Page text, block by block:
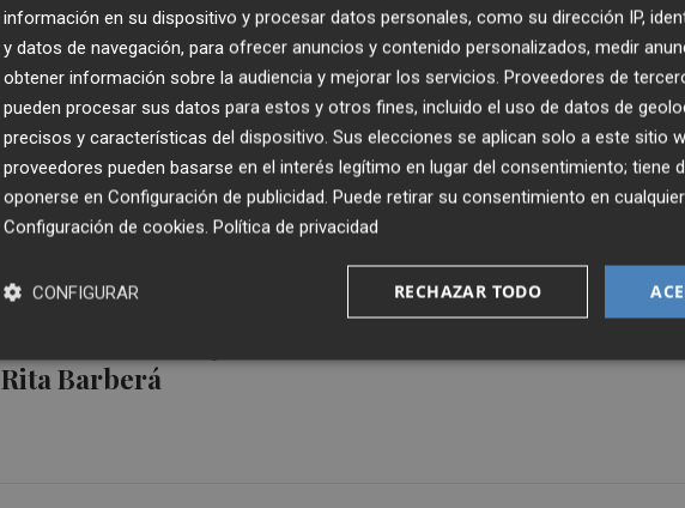
El PP dice que es "la palabra" de Rajoy contra la de
Bárcenas: "Nadie puede escuchar unas grabaciones
no existen"
Juicio de la 'Operación Kitchen': Cospedal reconoce
Rita Barberá
información en su dispositivo y procesar datos personales, como su dirección IP,
y datos de navegación, para ofrecer anuncios y contenido personalizados, medir
obtener información sobre la audiencia y mejorar los servicios. Proveedores de
pueden procesar sus datos para estos y otros fines, incluido el uso de datos de
precisos y características del dispositivo. Sus elecciones se aplican solo a este sitio
proveedores pueden basarse en el interés legítimo en lugar del consentimiento; tiene
oponerse en Configuración de publicidad. Puede retirar su consentimiento en
Configuración de cookies. Política de privacidad
RECHAZAR TODO
CONFIGURAR